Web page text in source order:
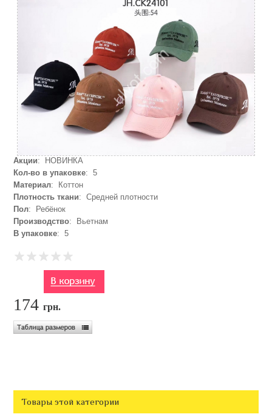
Акции: НОВИНКА
Кол-во в упаковке: 5
Материал: Коттон
Плотность ткани: Средней плотности
Пол: Ребёнок
Производство: Вьетнам
В упаковке: 5
174грн.
Товары этой категории